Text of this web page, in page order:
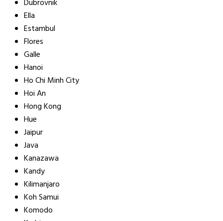
Dubrovnik
Ella
Estambul
Flores
Galle
Hanoi
Ho Chi Minh City
Hoi An
Hong Kong
Hue
Jaipur
Java
Kanazawa
Kandy
Kilimanjaro
Koh Samui
Komodo